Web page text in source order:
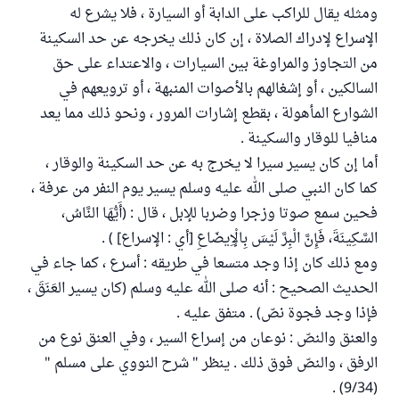
ومثله يقال للراكب على الدابة أو السيارة ، فلا يشرع له
الإسراع لإدراك الصلاة ، إن كان ذلك يخرجه عن حد السكينة
من التجاوز والمراوغة بين السيارات ، والاعتداء على حق
السالكين ، أو إشغالهم بالأصوات المنبهة ، أو ترويعهم في
الشوارع المأهولة ، بقطع إشارات المرور ، ونحو ذلك مما يعد
منافيا للوقار والسكينة .
أما إن كان يسير سيرا لا يخرج به عن حد السكينة والوقار ،
كما كان النبي صلى الله عليه وسلم يسير يوم النفر من عرفة ،
فحين سمع صوتا وزجرا وضربا للإبل ، قال : (أَيُّهَا النَّاسُ،
السَّكِينَةَ، فَإِنَّ الْبِرَّ لَيْسَ بِالْإِيضَاعِ [أي : الإسراع] ) .
ومع ذلك كان إذا وجد متسعا في طريقه : أسرع ، كما جاء في
الحديث الصحيح : أنه صلى الله عليه وسلم (كان يسير العَنَقَ ،
فإذا وجد فجوة نصّ) . متفق عليه .
والعنق والنصّ : نوعان من إسراع السير ، وفي العنق نوع من
الرفق ، والنصّ فوق ذلك . ينظر " شرح النووي على مسلم "
(9/34) .